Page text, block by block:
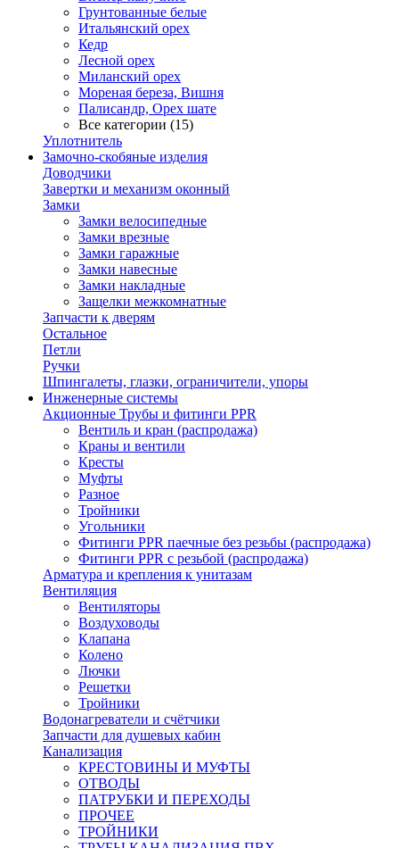
Грунтованные белые
Итальянский орех
Кедр
Лесной орех
Миланский орех
Мореная береза, Вишня
Палисандр, Орех шате
Все категории (15)
Уплотнитель
Замочно-скобяные изделия
Доводчики
Завертки и механизм оконный
Замки
Замки велосипедные
Замки врезные
Замки гаражные
Замки навесные
Замки накладные
Защелки межкомнатные
Запчасти к дверям
Остальное
Петли
Ручки
Шпингалеты, глазки, ограничители, упоры
Инженерные системы
Акционные Трубы и фитинги PPR
Вентиль и кран (распродажа)
Краны и вентили
Кресты
Муфты
Разное
Тройники
Угольники
Фитинги PPR паечные без резьбы (распродажа)
Фитинги PPR с резьбой (распродажа)
Арматура и крепления к унитазам
Вентиляция
Вентиляторы
Воздуховоды
Клапана
Колено
Лючки
Решетки
Тройники
Водонагреватели и счётчики
Запчасти для душевых кабин
Канализация
КРЕСТОВИНЫ И МУФТЫ
ОТВОДЫ
ПАТРУБКИ И ПЕРЕХОДЫ
ПРОЧЕЕ
ТРОЙНИКИ